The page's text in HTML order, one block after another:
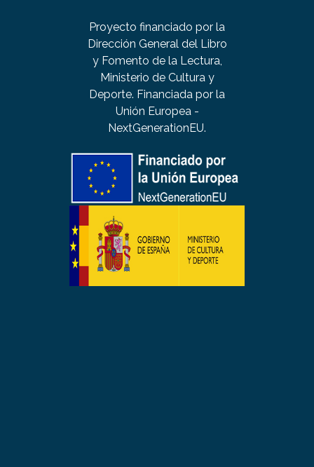
Proyecto financiado por la
Dirección General del Libro
y Fomento de la Lectura,
Ministerio de Cultura y
Deporte. Financiada por la
Unión Europea -
NextGenerationEU.